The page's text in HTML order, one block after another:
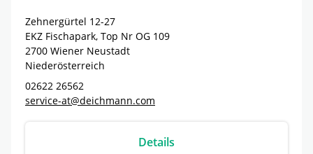
Zehnergürtel 12-27
EKZ Fischapark, Top Nr OG 109
2700 Wiener Neustadt
Niederösterreich
02622 26562
service-at@deichmann.com
Details